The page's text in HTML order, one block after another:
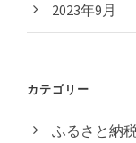
2023年9月
カテゴリー
ふるさと納